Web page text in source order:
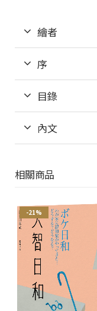
繪者
序
目錄
內文
相關商品
-21%